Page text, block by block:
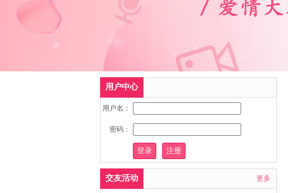
用户中心
用户名：
密码：
交友活动 更多